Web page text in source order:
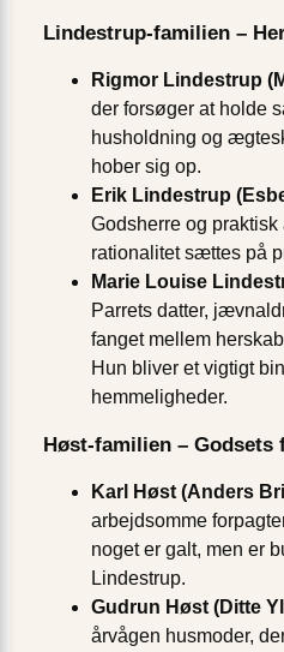
Lindestrup-familien –
Rigmor Lindestrup
der forsøger at holde
husholdning og
hober sig op.
Erik Lindestrup
Godsherre og
rationalitet sættes på
Marie Louise
Parrets datter,
fanget mellem
Hun bliver et vigtigt
hemmeligheder.
Høst-familien – Godsets
Karl Høst (Anders
arbejdsomme
noget er galt, men er
Lindestrup.
Gudrun Høst (Ditte
årvågen husmoder,